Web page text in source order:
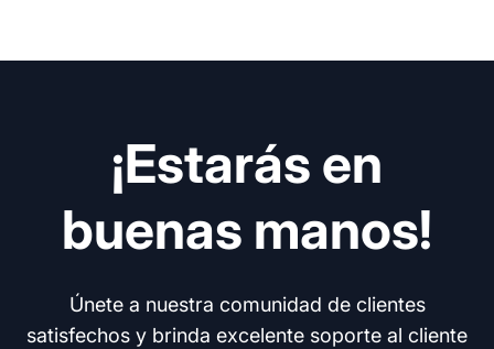
¡Estarás en
buenas manos!
Únete a nuestra comunidad de clientes
satisfechos y brinda excelente soporte al cliente